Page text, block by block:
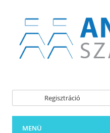
Regisztráció
MENÜ